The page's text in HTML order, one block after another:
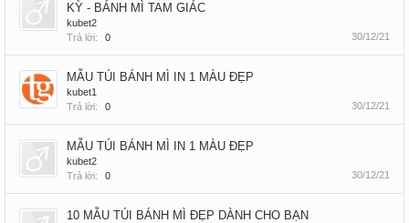
KỲ - BÁNH MÌ TAM GIÁC
kubet2
Trả lời:
0 30/12/21
MẪU TÚI BÁNH MÌ IN 1 MÀU ĐẸP
kubet1
Trả lời:
0 30/12/21
MẪU TÚI BÁNH MÌ IN 1 MÀU ĐẸP
kubet2
Trả lời:
0 30/12/21
10 MẪU TÚI BÁNH MÌ ĐẸP DÀNH CHO BẠN